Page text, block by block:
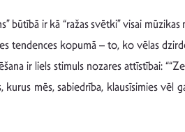
būtībā ir kā “ražas svētki” visai
tendences kopumā – to, ko vēlas
ir liels stimuls nozares attīstībai:
kurus mēs, sabiedrība, klausīsimies